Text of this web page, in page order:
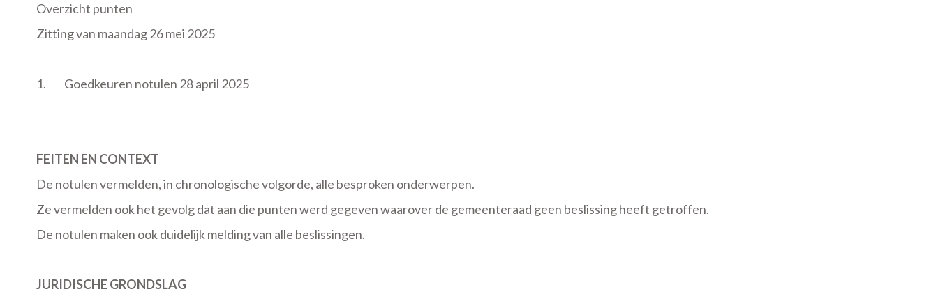
Overzicht punten
Zitting van maandag 26 mei 2025
1. Goedkeuren notulen 28 april 2025
FEITEN EN CONTEXT
De notulen vermelden, in chronologische volgorde, alle besproken onderwerpen.
Ze vermelden ook het gevolg dat aan die punten werd gegeven waarover de gemeenteraad geen beslissing heeft getroffen.
De notulen maken ook duidelijk melding van alle beslissingen.
JURIDISCHE GRONDSLAG